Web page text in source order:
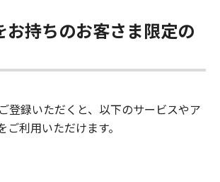
お持ちのお客さま限定の
登録いただくと、以下のサービスやア
利用いただけます。